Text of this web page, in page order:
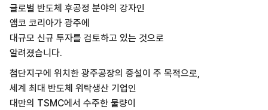
글로벌 반도체 후공정 분야의 강자인
앰코 코리아가 광주에
대규모 신규 투자를 검토하고 있는 것으로
알려졌습니다.
첨단지구에 위치한 광주공장의 증설이 주 목적으로,
세계 최대 반도체 위탁생산 기업인
대만의 TSMC에서 수주한 물량이